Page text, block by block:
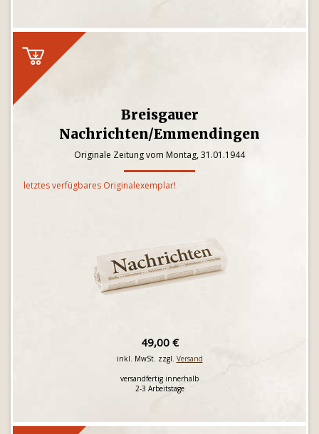
Breisgauer
Nachrichten/Emmendingen
Originale Zeitung vom Montag, 31.01.1944
letztes verfügbares Originalexemplar!
49,00 €
inkl. MwSt. zzgl. Versand
versandfertig innerhalb
2-3 Arbeitstage